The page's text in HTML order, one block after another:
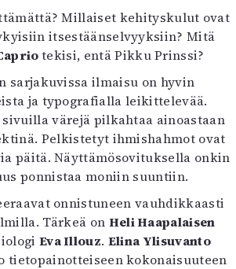
Millaiset kehityskulut ovat
itsestäänselvyyksiin? Mitä
tekisi, entä Pikku Prinssi?
sarjakuvissa ilmaisu on hyvin
ja typografialla leikittelevää.
värejä pilkahtaa ainoastaan
Pelkistetyt ihmishahmot ovat
päitä. Näyttämösovituksella onkin
ponnistaa moniin suuntiin.
onnistuneen vauhdikkaasti
Tärkeä on Heli Haapalaisen
Eva Illouz. Elina Ylisuvanto
tietopainotteiseen kokonaisuuteen